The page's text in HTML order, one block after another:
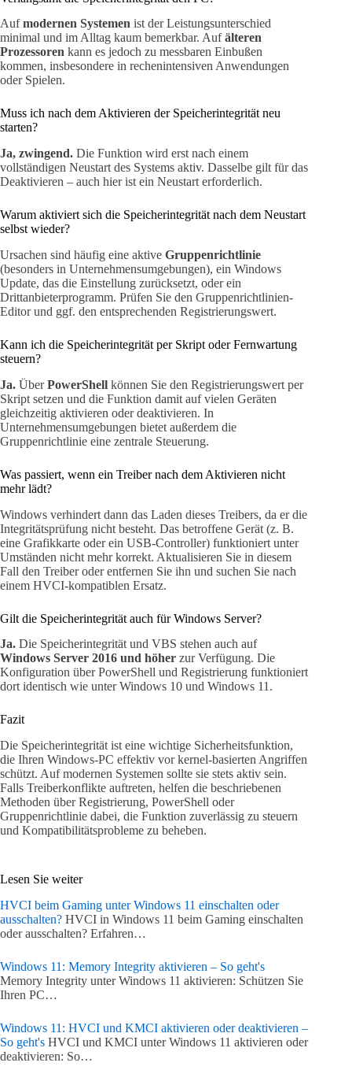
Aufmodernen Systemen ist der Leistungsunterschied
minimal und im Alltag kaum bemerkbar. Aufälteren
Prozessoren kann es jedoch zu messbaren Einbußen
kommen, insbesondere in rechenintensiven Anwendungen
oder Spielen.
Muss ich nach dem Aktivieren der Speicherintegrität neu
starten?
Ja, zwingend. Die Funktion wird erst nach einem
vollständigen Neustart des Systems aktiv. Dasselbe gilt für das
Deaktivieren – auch hier ist ein Neustart erforderlich.
Warum aktiviert sich die Speicherintegrität nach dem Neustart
selbst wieder?
Ursachen sind häufig eine aktive Gruppenrichtlinie
(besonders in Unternehmensumgebungen), ein Windows
Update, das die Einstellung zurücksetzt, oder ein
Drittanbieterprogramm. Prüfen Sie den Gruppenrichtlinien-
Editor und ggf. den entsprechenden Registrierungswert.
Kann ich die Speicherintegrität per Skript oder Fernwartung
steuern?
Ja. ÜberPowerShell können Sie den Registrierungswert per
Skript setzen und die Funktion damit auf vielen Geräten
gleichzeitig aktivieren oder deaktivieren. In
Unternehmensumgebungen bietet außerdem die
Gruppenrichtlinie eine zentrale Steuerung.
Was passiert, wenn ein Treiber nach dem Aktivieren nicht
mehr lädt?
Windows verhindert dann das Laden dieses Treibers, da er die
Integritätsprüfung nicht besteht. Das betroffene Gerät (z. B.
eine Grafikkarte oder ein USB-Controller) funktioniert unter
Umständen nicht mehr korrekt. Aktualisieren Sie in diesem
Fall den Treiber oder entfernen Sie ihn und suchen Sie nach
einem HVCI-kompatiblen Ersatz.
Gilt die Speicherintegrität auch für Windows Server?
Ja. Die Speicherintegrität und VBS stehen auch auf
Windows Server 2016 und höher zur Verfügung. Die
Konfiguration über PowerShell und Registrierung funktioniert
dort identisch wie unter Windows 10 und Windows 11.
Fazit
Die Speicherintegrität ist eine wichtige Sicherheitsfunktion,
die Ihren Windows-PC effektiv vor kernel-basierten Angriffen
schützt. Auf modernen Systemen sollte sie stets aktiv sein.
Falls Treiberkonflikte auftreten, helfen die beschriebenen
Methoden über Registrierung, PowerShell oder
Gruppenrichtlinie dabei, die Funktion zuverlässig zu steuern
und Kompatibilitätsprobleme zu beheben.
Lesen Sie weiter
HVCI beim Gaming unter Windows 11 einschalten oder
ausschalten? HVCI in Windows 11 beim Gaming einschalten
oder ausschalten? Erfahren…
Windows 11: Memory Integrity aktivieren – So geht's
Memory Integrity unter Windows 11 aktivieren: Schützen Sie
Ihren PC…
Windows 11: HVCI und KMCI aktivieren oder deaktivieren –
So geht's HVCI und KMCI unter Windows 11 aktivieren oder
deaktivieren: So…